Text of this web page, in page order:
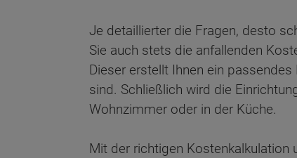
Je detaillierter die Fragen, desto
Sie auch stets die anfallenden
Dieser erstellt Ihnen ein
sind. Schließlich wird die
Wohnzimmer oder in der Küche.
Mit der richtigen Kostenkalkulation